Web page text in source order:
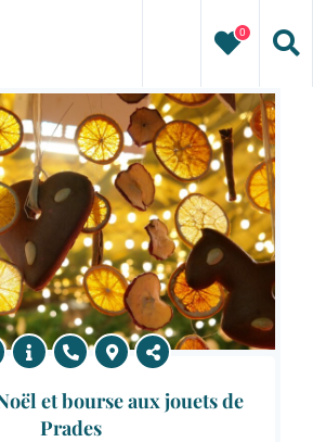
0
et bourse aux jouets de
Prades